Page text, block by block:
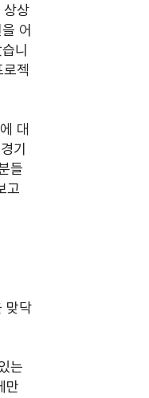
상상
어
니
젝
대
기
들
고
맞닥
는
만